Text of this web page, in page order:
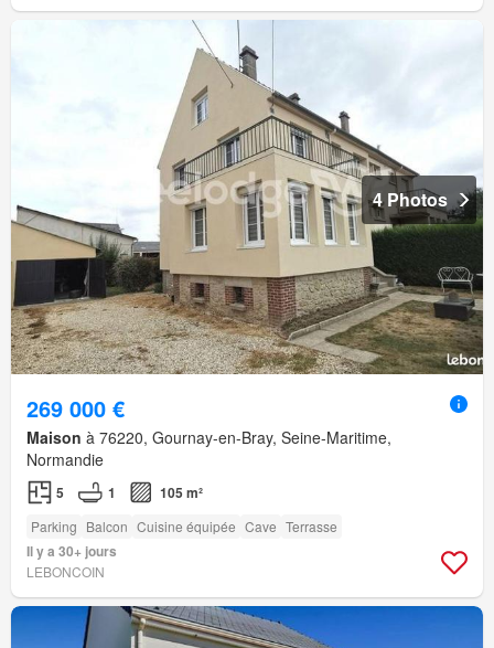
4 Photos
269 000 €
Maison à 76220, Gournay-en-Bray, Seine-Maritime,
Normandie
5 1 105 m²
Parking Balcon Cuisine équipée Cave Terrasse
Il y a 30+ jours
LEBONCOIN